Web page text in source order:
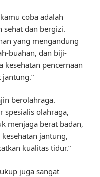
coba adalah
sehat dan bergizi.
yang mengandung
buahan, dan biji-
kesehatan pencernaan
berolahraga.
spesialis olahraga,
menjaga berat badan,
jantung,
kualitas tidur.”
juga sangat